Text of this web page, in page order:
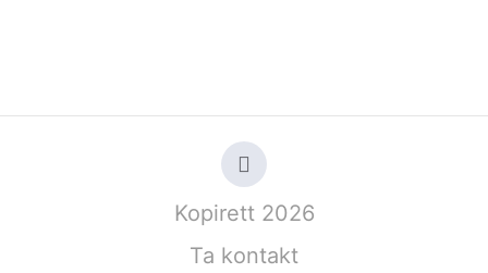
Kopirett 2026
Ta kontakt